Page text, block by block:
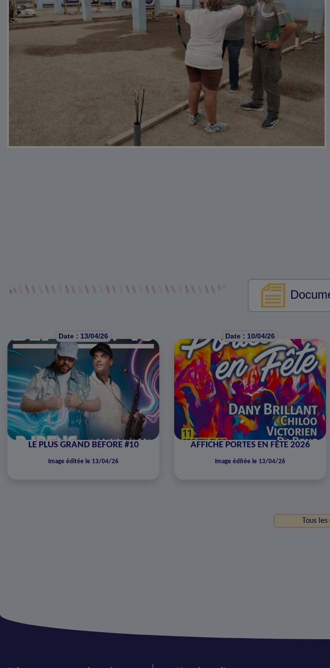
Date : 13/04/26
LE PLUS GRAND BEFORE #10
Image éditée le 13/04/26
Date : 10/04/26
AFFICHE PORTES EN FÊTE 2026
Image éditée le 13/04/26
Tous